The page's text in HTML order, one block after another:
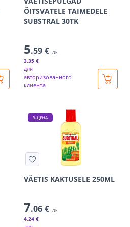
ÕITSVATELE TAIMEDELE
SUBSTRAL 30TK
5.59 € /tk
3.35 €
для
авторизованного
клиента
Э-ЦЕНА
VÄETIS KAKTUSELE 250ML
7.06 € /tk
4.24 €